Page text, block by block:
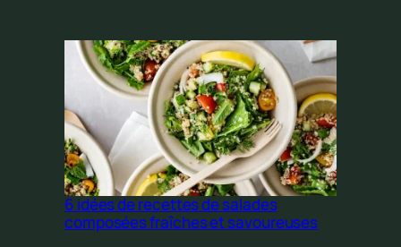
6 idées de recettes de salades
composées fraîches et savoureuses